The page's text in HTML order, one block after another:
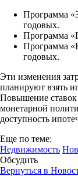
Программа
годовых.
Программа
Программа
годовых.
Эти изменения
планируют взять
Повышение
монетарной
доступность
Еще по теме:
Недвижимость
Обсудить
Вернуться в